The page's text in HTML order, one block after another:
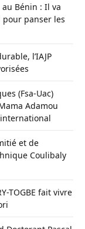
Bénin : Il va
panser les
l’IAJP
(Fsa-Uac)
Adamou
et de
Coulibaly
TOGBE fait vivre